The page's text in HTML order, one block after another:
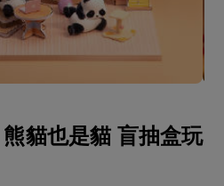
貓也是貓 盲抽盒玩